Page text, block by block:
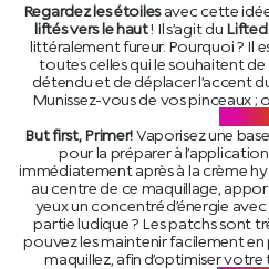
Regardez les étoilesavec cette
liftés vers le haut! Il s’agit du Lifted
littéralement fureur. Pourquoi ? Il
toutes celles qui le souhaitent
détendu et de déplacer l’accent
Munissez-vous de vos pinceaux ;
But first, Primer!Vaporisez une
pour la préparer à
immédiatement après à la crème
au centre de ce maquillage,
yeux un concentré d’énergie
partie ludique ? Les patchs sont
pouvez les maintenir facilement
maquillez, afin d’optimiser votre